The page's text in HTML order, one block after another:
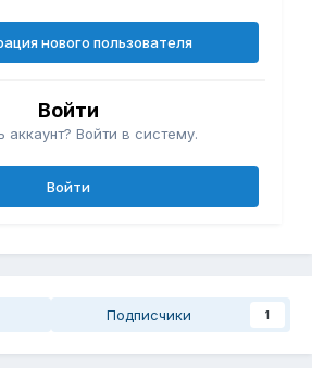
нового пользователя
Войти
аккаунт? Войти в систему.
Войти
Подписчики 1